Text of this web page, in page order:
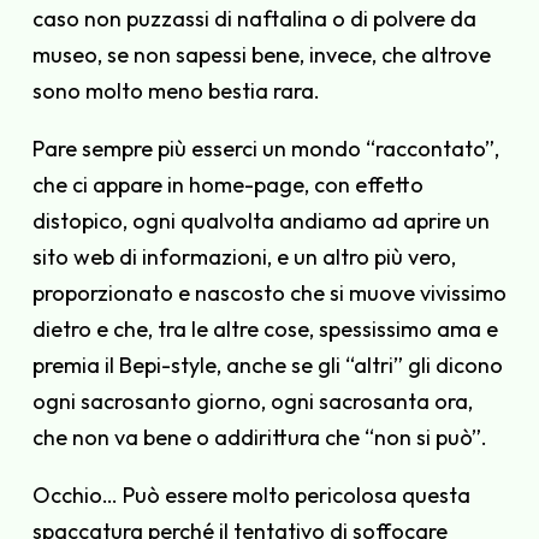
caso non puzzassi di naftalina o di polvere da
museo, se non sapessi bene, invece, che altrove
sono molto meno bestia rara.
Pare sempre più esserci un mondo “raccontato”,
che ci appare in home-page, con effetto
distopico, ogni qualvolta andiamo ad aprire un
sito web di informazioni, e un altro più vero,
proporzionato e nascosto che si muove vivissimo
dietro e che, tra le altre cose, spessissimo ama e
premia il Bepi-style, anche se gli “altri” gli dicono
ogni sacrosanto giorno, ogni sacrosanta ora,
che non va bene o addirittura che “non si può”.
Occhio… Può essere molto pericolosa questa
spaccatura perché il tentativo di soffocare